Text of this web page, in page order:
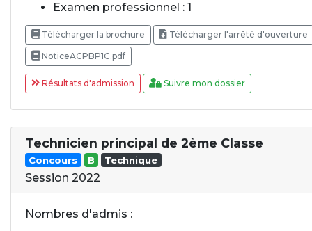
Examen professionnel : 1
Télécharger la brochure Télécharger l'arrêté d'ouverture
NoticeACPBP1C.pdf
Résultats d'admission Suivre mon dossier
Technicien principal de 2ème Classe
Concours B Technique
Session 2022
Nombres d'admis :